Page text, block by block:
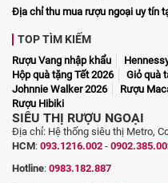
Địa chỉ thu mua rượu ngoại uy tín
TOP TÌM KIẾM
Rượu Vang nhập khẩu
Hộp quà tặng Tết 2026
Giỏ quà
Johnnie Walker 2026
Rượu
Rượu Hibiki
SIÊU THỊ RƯỢU NGOẠI
Địa chỉ: Hệ thống siêu thị Metro,
HCM: 093.1216.002 -
Hotline: 0983.182.887